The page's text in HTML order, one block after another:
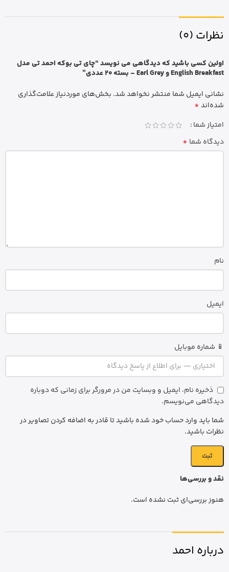
نظرات (0)
نقد و بررسی‌ها
هنوز بررسی‌ای ثبت نشده است.
اولین کسی باشید که دیدگاهی می نویسد “چای تی بوکه احمد تی مدل
English Breakfast و Earl Grey – بسته 20 عددی”
نشانی ایمیل شما منتشر نخواهد شد. بخش‌های موردنیاز علامت‌گذاری
شده‌اند*
امتیاز شما
دیدگاه شما *
نام
ایمیل
📱 شماره موبایل
ذخیره نام، ایمیل و وبسایت من در مرورگر برای زمانی که دوباره
دیدگاهی می‌نویسم.
شما باید وارد حساب خود شده باشید تا قادر به اضافه کردن تصاویر در
نظرات باشید.
درباره احمد